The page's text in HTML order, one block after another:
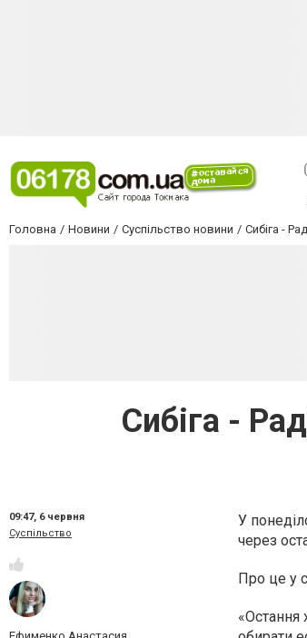
Головна Новини Суспільство новини Сибіга -
Сибіга -
09:47, 6 червня
Суспільство
У
через
Про це у